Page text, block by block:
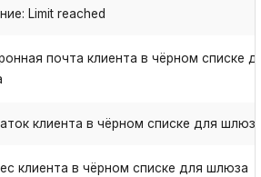
Limit reached
почта клиента в чёрном списке
клиента в чёрном списке для
клиента в чёрном списке для шлюза